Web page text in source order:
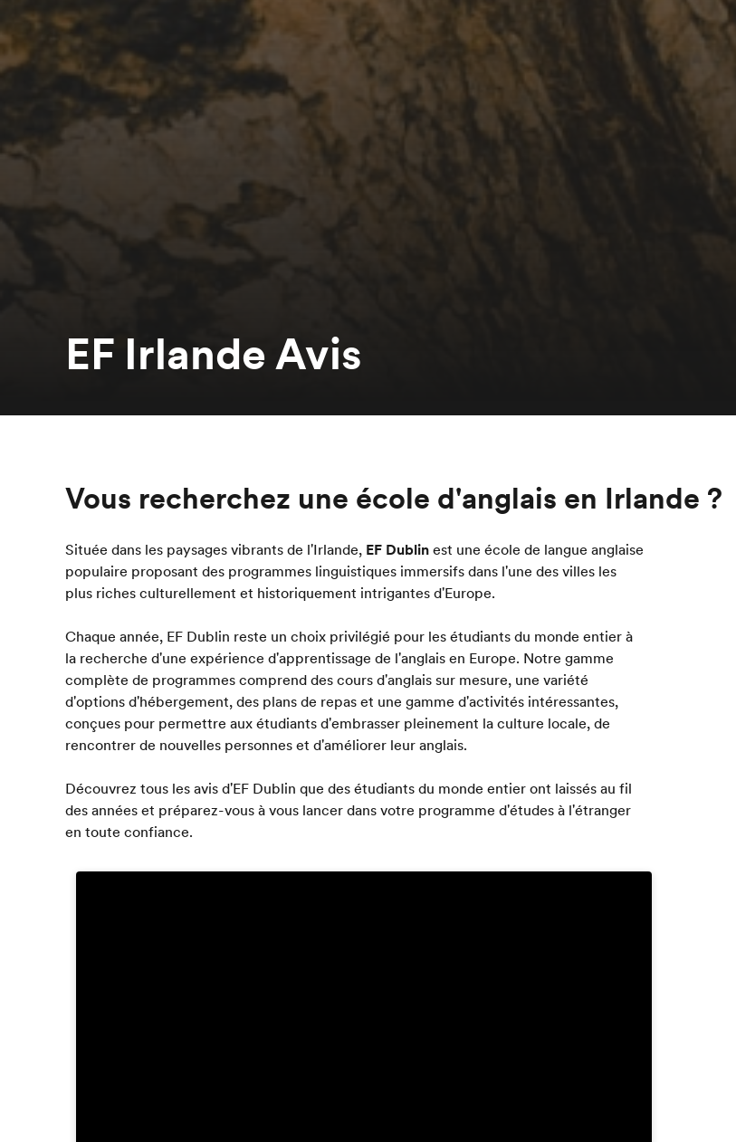
EF Irlande Avis
Vous recherchez une école d'anglais en Irlande ?
Située dans les paysages vibrants de l'Irlande, EF Dublinest une école de langue anglaise
populaire proposant des programmes linguistiques immersifs dans l'une des villes les
plus riches culturellement et historiquement intrigantes d'Europe.
Chaque année, EF Dublin reste un choix privilégié pour les étudiants du monde entier à
la recherche d'une expérience d'apprentissage de l'anglais en Europe. Notre gamme
complète de programmes comprend des cours d'anglais sur mesure, une variété
d'options d'hébergement, des plans de repas et une gamme d'activités intéressantes,
conçues pour permettre aux étudiants d'embrasser pleinement la culture locale, de
rencontrer de nouvelles personnes et d'améliorer leur anglais.
Découvrez tous les avis d'EF Dublin que des étudiants du monde entier ont laissés au fil
des années et préparez-vous à vous lancer dans votre programme d'études à l'étranger
en toute confiance.